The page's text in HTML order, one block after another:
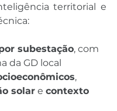
territorial e
subestação, com
da GD local
,
solar e contexto